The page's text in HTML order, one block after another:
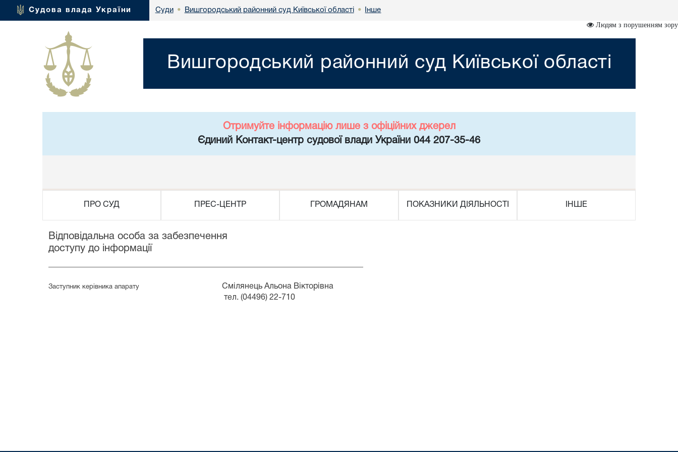
Судова влада України Суди • Вишгородський районний суд Київської області • Інше
Людям з порушенням зору
Вишгородський районний суд Київської області
Отримуйте інформацію лише з офіційних джерел
Єдиний Контакт-центр судової влади України 044 207-35-46
ПРО СУД ПРЕС-ЦЕНТР ГРОМАДЯНАМ ПОКАЗНИКИ ДІЯЛЬНОСТІ ІНШЕ
Відповідальна особа за забезпечення
доступу до інформації
Заступник керівника апарату
Смілянець Альона Вікторівна
тел. (04496) 22-710